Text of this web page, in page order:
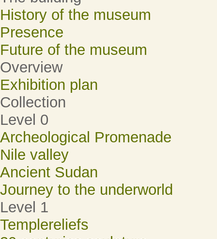
History of the museum
Presence
Future of the museum
Overview
Exhibition plan
Collection
Level 0
Archeological Promenade
Nile valley
Ancient Sudan
Journey to the underworld
Level 1
Templereliefs